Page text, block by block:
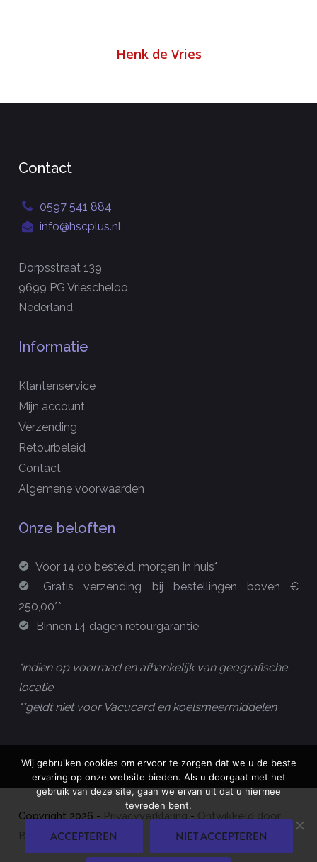
Henk de Vries
Contact
0597 541 884
info@hscplus.nl
Dorpsstraat 139
9699 PG Vriescheloo
Nederland
Informatie
Klantenservice
Mijn account
Verzending
Retourbeleid
Contact
Algemene voorwaarden
Onze beloften
Voor 14.00 besteld, morgen in huis*
Gratis verzending bij bestellingen boven €
250,00**
Binnen 14 dagen retourgarantie
*indien op voorraad en afhankelijk van geografische
locatie
**geldt niet voor Vacucard en koelsmeermiddelen
Copyright 2026 - Privacyverklaring - Ontwikkeld door
Best4u Group B.V.
Wij gebruiken cookies om ervoor te zorgen dat we u de beste
ervaring op onze website bieden. Als u doorgaat met het
gebruik van deze site, gaan we ervan uit dat u hiermee
tevreden bent.
ACCEPTEREN NIET ACCEPTEREN